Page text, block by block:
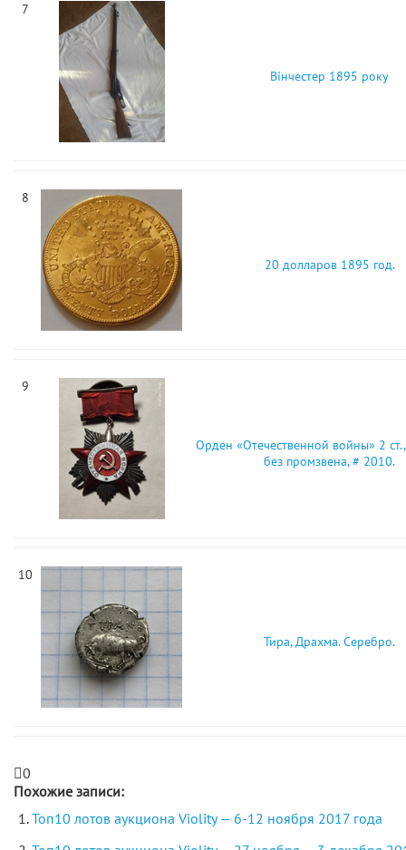
7
Вінчестер 1895 року
8
20 долларов 1895 год.
9
Орден «Отечественной войны» 2
без промзвена, # 2010.
10
Тира, Драхма. Серебро.
0
Похожие записи:
Топ10 лотов аукциона Violity — 6-12 ноября 2017 года